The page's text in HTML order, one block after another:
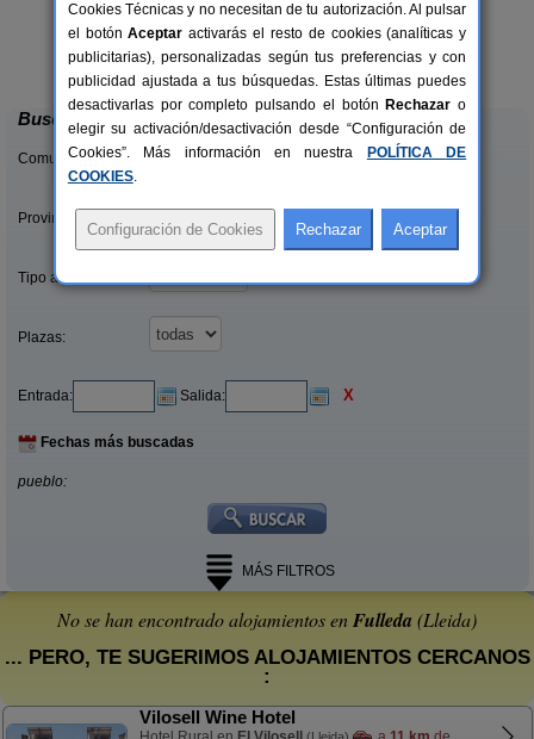
2-14 pers.
desde 23 €
Apartamentos turísticos Tárrega
Al Bon Pas Rural
Boldú (Lleida)
Buscar
Comunidades:
Provincias/Islas:
Tipo alquiler:
Plazas:
Entrada: Salida: X
Fechas más buscadas
pueblo:
MÁS FILTROS
No se han encontrado alojamientos enFulleda (Lleida)
... PERO, TE SUGERIMOS ALOJAMIENTOS CERCANOS
:
Vilosell Wine Hotel
Cookies Técnicas y no necesitan de tu autorización. Al pulsar
el botónAceptar activarás el resto de cookies (analíticas y
publicitarias), personalizadas según tus preferencias y con
publicidad ajustada a tus búsquedas. Estas últimas puedes
desactivarlas por completo pulsando el botón Rechazar o
elegir su activación/desactivación desde “Configuración de
Cookies”. Más información en nuestra
POLÍTICA DE
COOKIES.